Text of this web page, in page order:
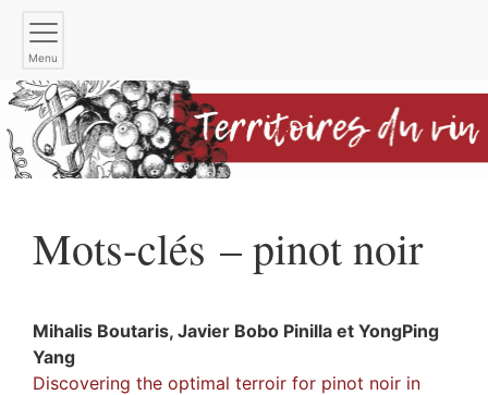
Menu
Mots-clés – pinot noir
Mihalis Boutaris, Javier Bobo Pinilla et YongPing
Yang
Discovering the optimal terroir for pinot noir in